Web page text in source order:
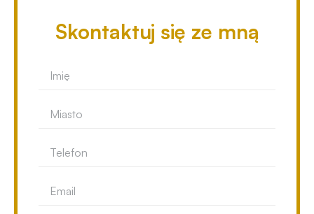
Skontaktuj się ze mną